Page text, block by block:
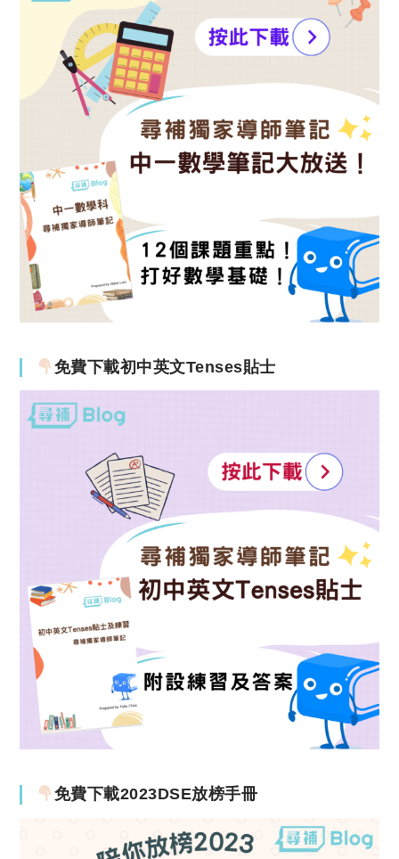
免費下載初中英文Tenses貼士
免費下載2023DSE放榜手冊